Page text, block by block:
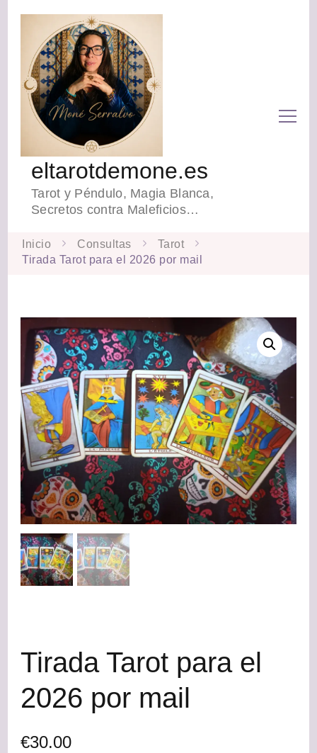
eltarotdemone.es
Tarot y Péndulo, Magia Blanca,
Secretos contra Maleficios…
Inicio Consultas
Tarot
Tirada Tarot para el 2026 por mail
Tirada Tarot para el
2026 por mail
€30.00